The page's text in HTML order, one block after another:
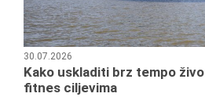
30.07.2026
Kako uskladiti brz tempo
fitnes ciljevima